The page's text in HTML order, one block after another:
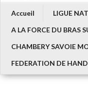
Accueil
LIGUE
A LA FORCE DU BRAS
CHAMBERY SAVOIE
FEDERATION DE